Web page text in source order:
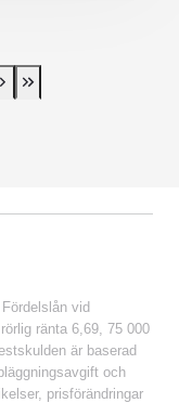
Next page
Last Page
vid
ränta 6,69, 75 000
är baserad
och
prisförändringar